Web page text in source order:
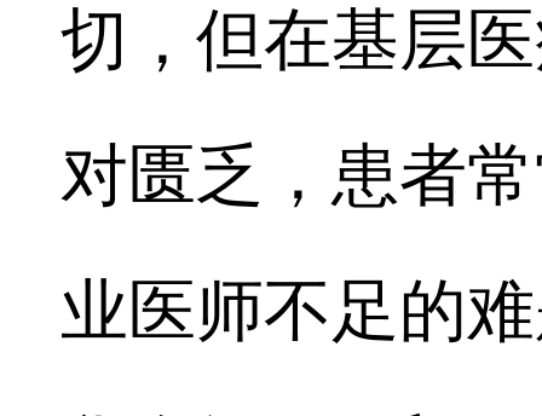
切，但在基层
对匮乏，患者
业医师不足的